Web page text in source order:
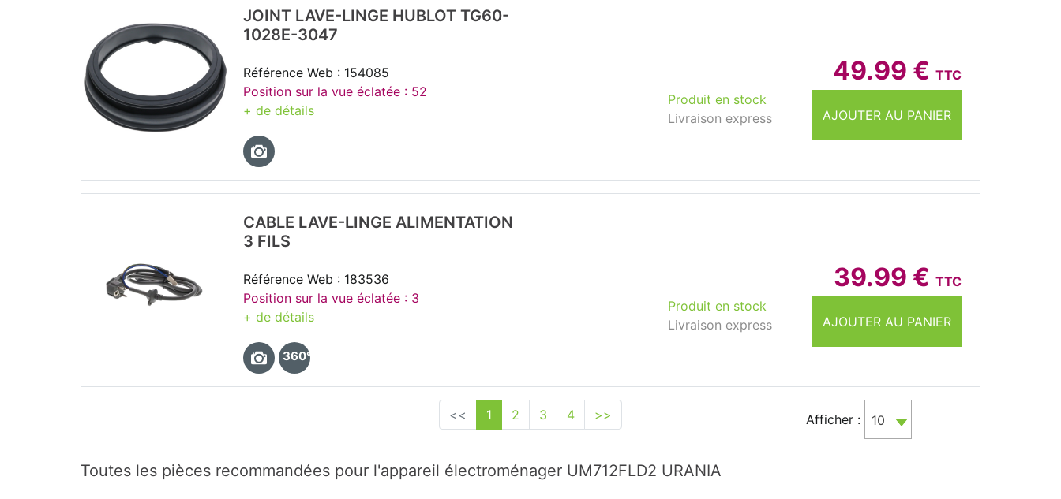
49.99 € TTC
AJOUTER AU PANIER
Produit en stock
Livraison express
JOINT LAVE-LINGE HUBLOT TG60-
1028E-3047
Référence Web : 154085
Position sur la vue éclatée : 52
+ de détails
39.99 € TTC
AJOUTER AU PANIER
Produit en stock
Livraison express
CABLE LAVE-LINGE ALIMENTATION
3 FILS
Référence Web : 183536
Position sur la vue éclatée : 3
+ de détails
360°
<< 1 2 3 4 >> Afficher : 10
Toutes les pièces recommandées pour l'appareil électroménager UM712FLD2 URANIA